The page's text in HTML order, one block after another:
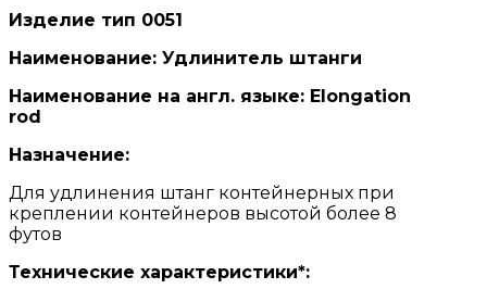
Изделие тип 0051
Наименование: Удлинитель штанги
Наименование на англ. языке: Elongation
rod
Назначение:
Для удлинения штанг кон­тейнерных при
креплении контейнеров высотой бо­лее 8
футов
Технические характеристики*: